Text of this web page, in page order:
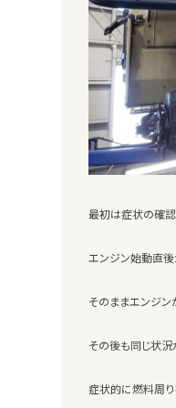
最初は症状の確認
エンジン始動直後
そのままエンジン
その後も同じ状況
症状的に燃料周り